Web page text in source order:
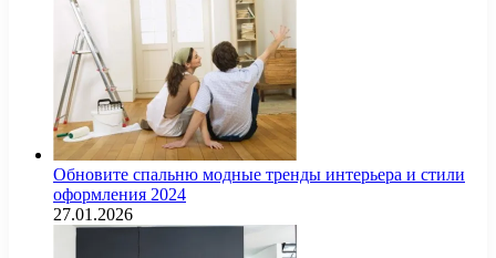
Обновите спальню модные тренды интерьера и стили
оформления 2024
27.01.2026